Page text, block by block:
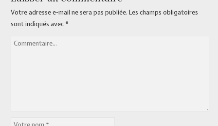
Votre adresse e-mail ne sera pas publiée. Les champs obligatoires
sont indiqués avec *